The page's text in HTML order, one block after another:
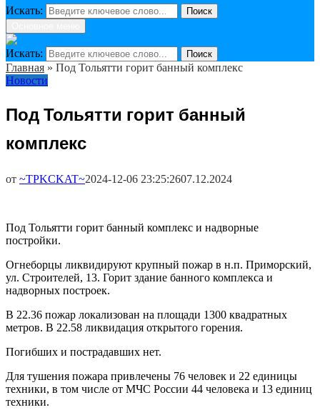
Искать:
Поиск
Искать: Поиск
Главная » Под Тольятти горит банный комплекс
Новости
Под Тольятти горит банный
комплекс
от ~TPKCKAT~2024-12-06 23:25:2607.12.2024
Под Тольятти горит банный комплекс и надворные
постройки.
Огнеборцы ликвидируют крупный пожар в н.п. Приморский,
ул. Строителей, 13. Горит здание банного комплекса и
надворных построек.
В 22.36 пожар локализован на площади 1300 квадратных
метров. В 22.58 ликвидация открытого горения.
Погибших и пострадавших нет.
Для тушения пожара привлечены 76 человек и 22 единицы
техники, в том числе от МЧС России 44 человека и 13 единиц
техники.